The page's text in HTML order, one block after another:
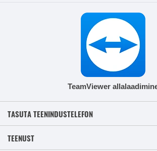
TeamViewer
TASUTA TEENINDUSTELEFON
TEENUST